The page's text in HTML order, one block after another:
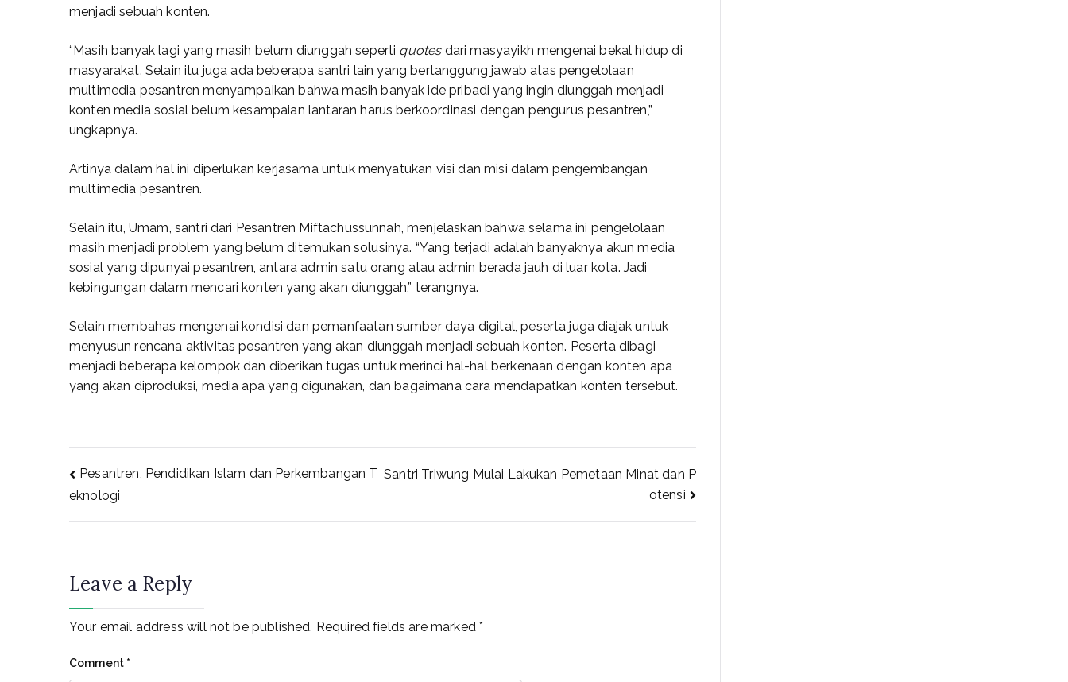
menjadi sebuah konten.
“Masih banyak lagi yang masih belum diunggah seperti quotes dari masyayikh mengenai bekal hidup di
masyarakat. Selain itu juga ada beberapa santri lain yang bertanggung jawab atas pengelolaan
multimedia pesantren menyampaikan bahwa masih banyak ide pribadi yang ingin diunggah menjadi
konten media sosial belum kesampaian lantaran harus berkoordinasi dengan pengurus pesantren,”
ungkapnya.
Artinya dalam hal ini diperlukan kerjasama untuk menyatukan visi dan misi dalam pengembangan
multimedia pesantren.
Selain itu, Umam, santri dari Pesantren Miftachussunnah, menjelaskan bahwa selama ini pengelolaan
masih menjadi problem yang belum ditemukan solusinya. “Yang terjadi adalah banyaknya akun media
sosial yang dipunyai pesantren, antara admin satu orang atau admin berada jauh di luar kota. Jadi
kebingungan dalam mencari konten yang akan diunggah,” terangnya.
Selain membahas mengenai kondisi dan pemanfaatan sumber daya digital, peserta juga diajak untuk
menyusun rencana aktivitas pesantren yang akan diunggah menjadi sebuah konten. Peserta dibagi
menjadi beberapa kelompok dan diberikan tugas untuk merinci hal-hal berkenaan dengan konten apa
yang akan diproduksi, media apa yang digunakan, dan bagaimana cara mendapatkan konten tersebut.
Post
Pesantren, Pendidikan Islam dan Perkembangan T
eknologi
Santri Triwung Mulai Lakukan Pemetaan Minat dan P
otensi
Leave a Reply
Your email address will not be published. Required fields are marked*
Comment *